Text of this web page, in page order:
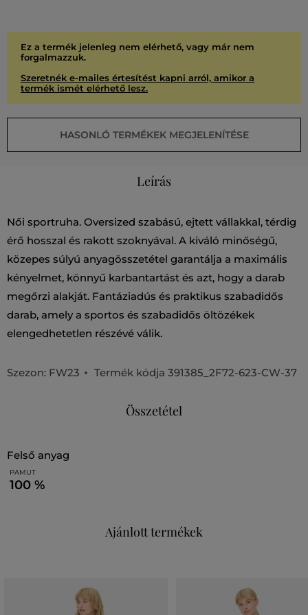
Ez a termék jelenleg nem elérhető, vagy már nem
forgalmazzuk.
Szeretnék e-mailes értesítést kapni arról, amikor a
termék ismét elérhető lesz.
HASONLÓ TERMÉKEK MEGJELENÍTÉSE
Leírás
Női sportruha. Oversized szabású, ejtett vállakkal, térdig
érő hosszal és rakott szoknyával. A kiváló minőségű,
közepes súlyú anyagösszetétel garantálja a maximális
kényelmet, könnyű karbantartást és azt, hogy a darab
megőrzi alakját. Fantáziadús és praktikus szabadidős
darab, amely a sportos és szabadidős öltözékek
elengedhetetlen részévé válik.
Szezon: FW23 Termék kódja 391385_2F72-623-CW-37
Összetétel
felső anyag
PAMUT
100 %
Ajánlott termékek